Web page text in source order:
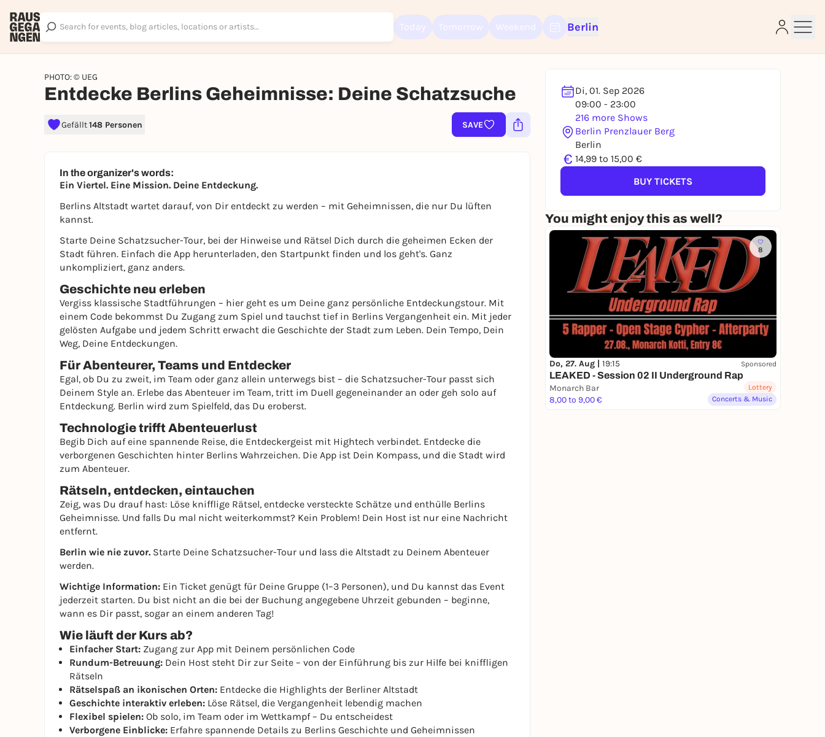
Berlin
PHOTO: © UEG
Entdecke Berlins Geheimnisse: Deine Schatzsuche
Gefällt148 Personen SAVE
Di, 01. Sep 2026
09:00 - 23:00
216 more Shows
Berlin Prenzlauer Berg
Berlin
€ 14,99 to 15,00 €
BUY TICKETS
You might enjoy this as well?
8
Do, 27. Aug | 19:15 Sponsored
LEAKED - Session 02 II Underground Rap
Monarch Bar
8,00 to 9,00 €
Lottery
Concerts & Music
In the organizer's words:
Ein Viertel. Eine Mission. Deine Entdeckung.
Berlins Altstadt wartet darauf, von Dir entdeckt zu werden – mit Geheimnissen, die nur Du lüften
kannst.
Starte Deine Schatzsucher-Tour, bei der Hinweise und Rätsel Dich durch die geheimen Ecken der
Stadt führen. Einfach die App herunterladen, den Startpunkt finden und los geht's. Ganz
unkompliziert, ganz anders.
Geschichte neu erleben
Vergiss klassische Stadtführungen – hier geht es um Deine ganz persönliche Entdeckungstour. Mit
einem Code bekommst Du Zugang zum Spiel und tauchst tief in Berlins Vergangenheit ein. Mit jeder
gelösten Aufgabe und jedem Schritt erwacht die Geschichte der Stadt zum Leben. Dein Tempo, Dein
Weg, Deine Entdeckungen.
Für Abenteurer, Teams und Entdecker
Egal, ob Du zu zweit, im Team oder ganz allein unterwegs bist – die Schatzsucher-Tour passt sich
Deinem Style an. Erlebe das Abenteuer im Team, tritt im Duell gegeneinander an oder geh solo auf
Entdeckung. Berlin wird zum Spielfeld, das Du eroberst.
Technologie trifft Abenteuerlust
Begib Dich auf eine spannende Reise, die Entdeckergeist mit Hightech verbindet. Entdecke die
verborgenen Geschichten hinter Berlins Wahrzeichen. Die App ist Dein Kompass, und die Stadt wird
zum Abenteuer.
Rätseln, entdecken, eintauchen
Zeig, was Du drauf hast: Löse knifflige Rätsel, entdecke versteckte Schätze und enthülle Berlins
Geheimnisse. Und falls Du mal nicht weiterkommst? Kein Problem! Dein Host ist nur eine Nachricht
entfernt.
Berlin wie nie zuvor. Starte Deine Schatzsucher-Tour und lass die Altstadt zu Deinem Abenteuer
werden.
Wichtige Information: Ein Ticket genügt für Deine Gruppe (1–3 Personen), und Du kannst das Event
jederzeit starten. Du bist nicht an die bei der Buchung angegebene Uhrzeit gebunden – beginne,
wann es Dir passt, sogar an einem anderen Tag!
Wie läuft der Kurs ab?
Einfacher Start: Zugang zur App mit Deinem persönlichen Code
Rundum-Betreuung: Dein Host steht Dir zur Seite – von der Einführung bis zur Hilfe bei kniffligen
Rätseln
Rätselspaß an ikonischen Orten: Entdecke die Highlights der Berliner Altstadt
Geschichte interaktiv erleben: Löse Rätsel, die Vergangenheit lebendig machen
Flexibel spielen: Ob solo, im Team oder im Wettkampf – Du entscheidest
Verborgene Einblicke: Erfahre spannende Details zu Berlins Geschichte und Geheimnissen
Sign up for free and get started right away